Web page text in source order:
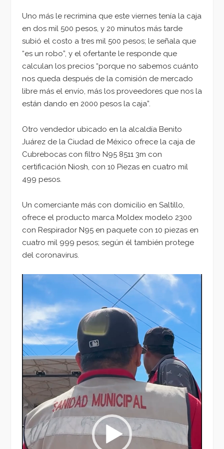
Uno más le recrimina que este viernes tenía la caja
en dos mil 500 pesos, y 20 minutos más tarde
subió el costo a tres mil 500 pesos; le señala que
“es un robo”, y el ofertante le responde que
calculan los precios “porque no sabemos cuánto
nos queda después de la comisión de mercado
libre más el envío, más los proveedores que nos la
están dando en 2000 pesos la caja”.
Otro vendedor ubicado en la alcaldía Benito
Juárez de la Ciudad de México ofrece la caja de
Cubrebocas con filtro N95 8511 3m con
certificación Niosh, con 10 Piezas en cuatro mil
499 pesos.
Un comerciante más con domicilio en Saltillo,
ofrece el producto marca Moldex modelo 2300
con Respirador N95 en paquete con 10 piezas en
cuatro mil 999 pesos; según él también protege
del coronavirus.
Reproductor
vídeo